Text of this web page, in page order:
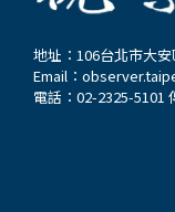
地址：106台北市大
Email：
電話：02-2325-5101